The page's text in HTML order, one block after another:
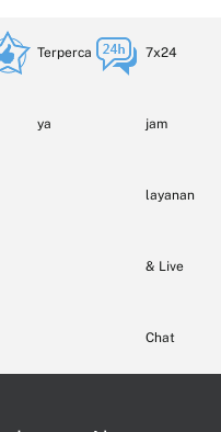
Terperca
ya
7x24
jam
layanan
& Live
Chat